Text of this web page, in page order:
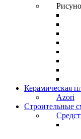
Керамическая
Azori
Строительные